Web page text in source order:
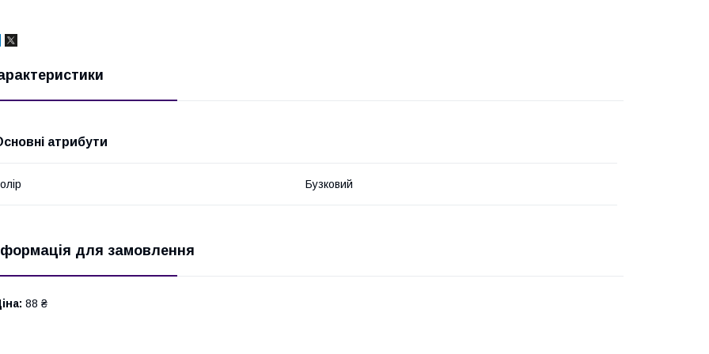
атрибути
Бузковий
для замовлення
88 ₴